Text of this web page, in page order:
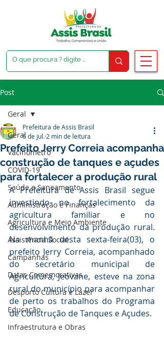
Post
Geral
Vacinômetro
COVID-19
Saúde e Saneamento
Administração e Finanças
Agricultura e Meio Ambiente
Assistência Social
Campanhas
Datas Comemorativas
Desporto Cultura e Lazer
Educação
Infraestrutura e Obras
Geral
Prefeito Jerry Correia acompanha
construção de tanques e açudes
para fortalecer a produção rural
Prefeitura de Assis Brasil
6 de jul. 2 min de leitura
A Prefeitura de Assis Brasil segue
investindo no fortalecimento da
agricultura familiar e no
desenvolvimento da produção rural.
Na manhã desta sexta-feira(03), o
prefeito Jerry Correia, acompanhado
do secretário municipal de
Agricultura, Jeovane, esteve na zona
rural do município para acompanhar
de perto os trabalhos do Programa
de Construção de Tanques e Açudes.